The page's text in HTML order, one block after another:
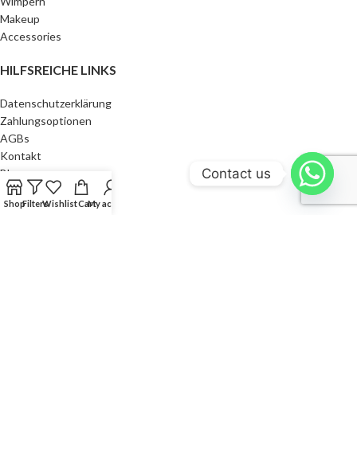
Makeup
Accessories
HILFSREICHE LINKS
Datenschutzerklärung
Zahlungsoptionen
AGBs
Kontakt
Blog
Home
ShopFiltersWishlistCartMy account
Contact us